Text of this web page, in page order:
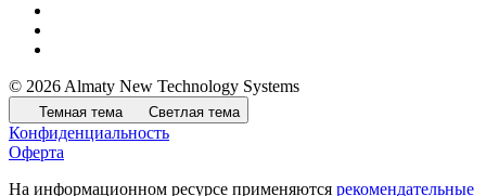
© 2026 Almaty New Technology Systems
Темная тема Светлая тема
Конфиденциальность
Оферта
На информационном ресурсе применяются рекомендательные